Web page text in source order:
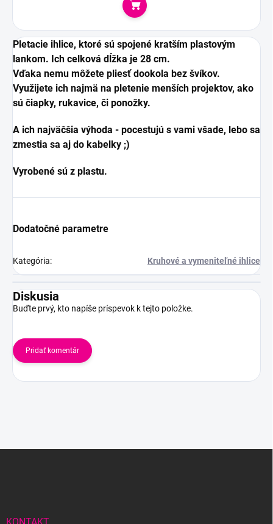
Do košíka
Pletacie ihlice, ktoré sú spojené kratším plastovým
lankom. Ich celková dĺžka je 28 cm.
Vďaka nemu môžete pliesť dookola bez švíkov.
Využijete ich najmä na pletenie menších projektov, ako
sú čiapky, rukavice, či ponožky.
A ich najväčšia výhoda - pocestujú s vami všade, lebo sa
zmestia sa aj do kabelky ;)
Vyrobené sú z plastu.
Dodatočné parametre
Kategória: Kruhové a vymeniteľné ihlice
Diskusia
Buďte prvý, kto napíše príspevok k tejto položke.
Pridať komentár